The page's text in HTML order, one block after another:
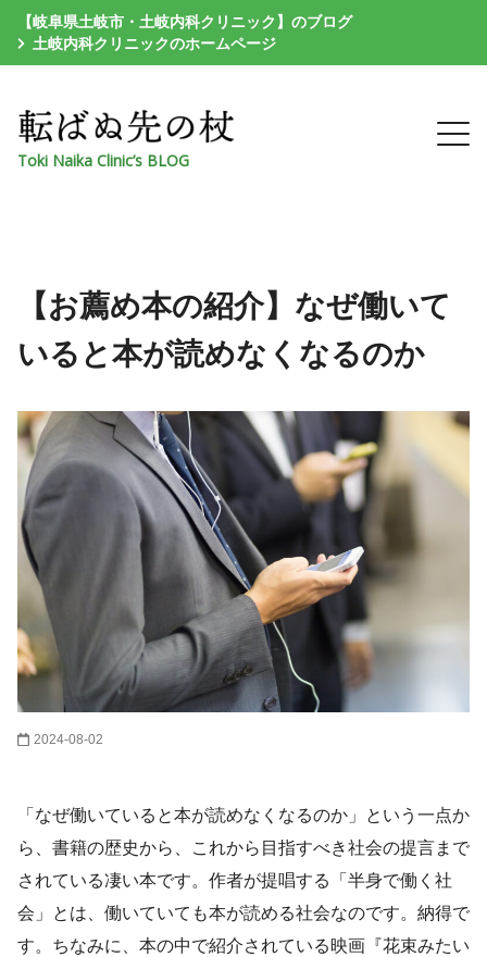
【岐阜県土岐市・土岐内科クリニック】のブログ
土岐内科クリニックのホームページ
Toki Naika Clinic’s BLOG
【お薦め本の紹介】なぜ働いて
いると本が読めなくなるのか
2024-08-02
「なぜ働いていると本が読めなくなるのか」という一点か
ら、書籍の歴史から、これから目指すべき社会の提言まで
されている凄い本です。作者が提唱する「半身で働く社
会」とは、働いていても本が読める社会なのです。納得で
す。ちなみに、本の中で紹介されている映画『花束みたい